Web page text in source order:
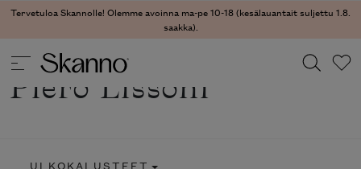
Tervetuloa Skannolle! Olemme avoinna ma-pe 10-18 (kesälauantait suljettu 1.8.
saakka).
Piero Lissoni
ULKOKALUSTEET